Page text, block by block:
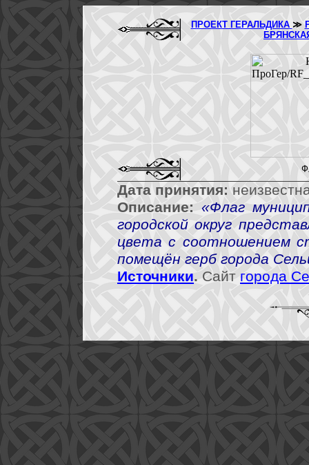
ПРОЕКТ ГЕРАЛЬДИКА ≫
Дата принятия:
Описание: «Флаг
городской округ
цвета с соотношением
помещён герб города
Источники. Сайт города